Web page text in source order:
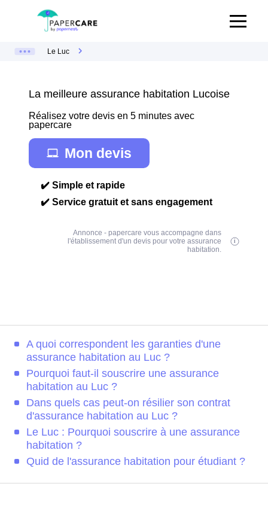
Le Luc
La meilleure assurance habitation Lucoise
Réalisez votre devis en 5 minutes avec
papercare
Mon devis
✔️ Simple et rapide
✔️ Service gratuit et sans engagement
Annonce - papercare vous accompagne dans
l'établissement d'un devis pour votre assurance
habitation.
A quoi correspondent les garanties d'une
assurance habitation au Luc ?
Pourquoi faut-il souscrire une assurance
habitation au Luc ?
Dans quels cas peut-on résilier son contrat
d'assurance habitation au Luc ?
Le Luc : Pourquoi souscrire à une assurance
habitation ?
Quid de l'assurance habitation pour étudiant ?